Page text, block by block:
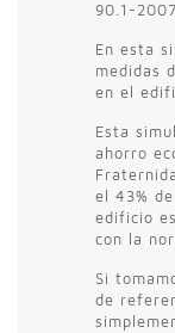
90.1-
En esta
medidas
en el
Esta
ahorro
el 43%
edificio
con la
Si
de